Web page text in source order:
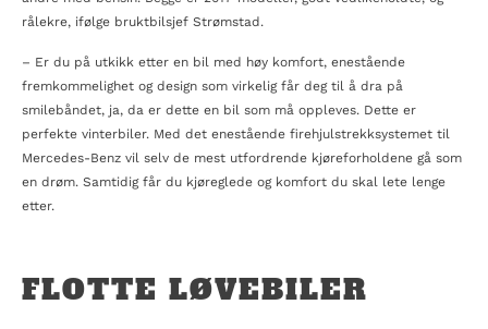
rålekre, ifølge bruktbilsjef Strømstad.
– Er du på utkikk etter en bil med høy komfort, enestående
fremkommelighet og design som virkelig får deg til å dra på
smilebåndet, ja, da er dette en bil som må oppleves. Dette er
perfekte vinterbiler. Med det enestående firehjulstrekksystemet til
Mercedes-Benz vil selv de mest utfordrende kjøreforholdene gå som
en drøm. Samtidig får du kjøreglede og komfort du skal lete lenge
etter.
FLOTTE LØVEBILER